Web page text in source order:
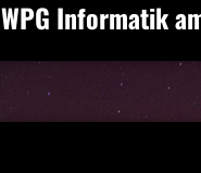
Informatik